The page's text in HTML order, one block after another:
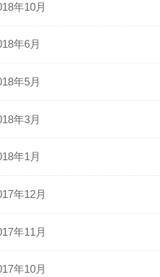
年10月
年6月
年5月
年3月
年1月
年12月
年11月
年10月